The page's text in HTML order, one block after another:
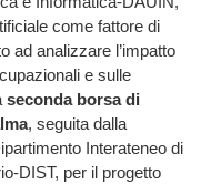
come fattore di
ad analizzare l’impatto
e sulle
seconda borsa di
, seguita dalla
Interateneo di
DIST, per il progetto